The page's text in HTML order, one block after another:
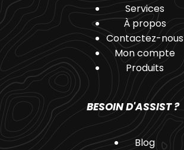
Services
À propos
Contactez-nous
Mon compte
Produits
BESOIN D'ASSIST ?
Blog